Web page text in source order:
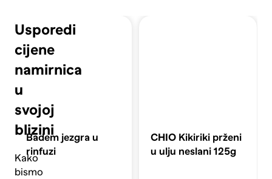
Usporedi
cijene
namirnica
u
svojoj
blizini
Kako
bismo
Badem jezgra u
rinfuzi
CHIO Kikiriki prženi
u ulju neslani 125g